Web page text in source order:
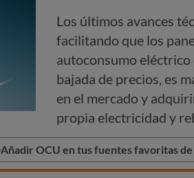
Los últimos avances
facilitando que los
autoconsumo eléctrico
bajada de precios, es
en el mercado y
propia electricidad y
Añadir OCU en tus fuentes favoritas de